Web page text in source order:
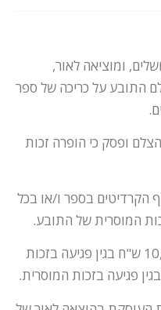
ומוציאה לאור,
התובע על כריכה של ספר
ופסק כי הופרה זכות
הקרדיטים בספר ו/או בכל
המוסרית של התובע.
לפיכך, נפסקו לתובע פיצוי בסך 10,000 ש"ח בגין פגיעה בזכות